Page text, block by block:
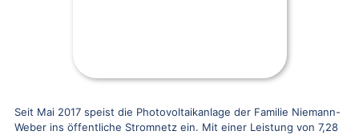
Seit Mai 2017 speist die Photovoltaikanlage der Familie Niemann-
Weber ins öffentliche Stromnetz ein. Mit einer Leistung von 7,28